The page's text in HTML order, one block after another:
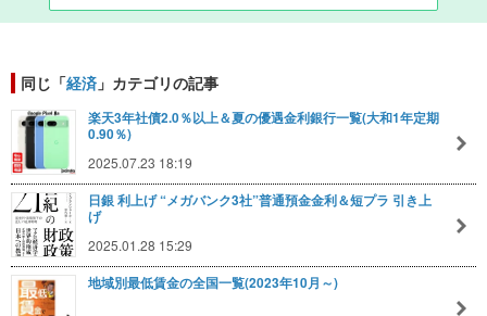
同じ「経済 」カテゴリの記事
楽天3年社債2.0％以上＆夏の優遇金利銀行一覧(大和1年定期
0.90％)
2025.07.23 18:19
日銀 利上げ “メガバンク3社”普通預金金利＆短プラ 引き上
げ
2025.01.28 15:29
地域別最低賃金の全国一覧(2023年10月～)